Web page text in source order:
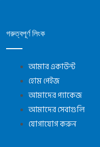
গরুত্বপূর্ণ লিংক
আমার একাউন্ট
হোম পেইজ
আমাদের প্যাকেজ
আমাদের সেবাগুলি
যোগাযোগ করুন